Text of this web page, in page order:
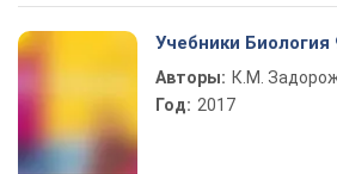
Учебники Биология
Авторы: К.М.
Год: 2017